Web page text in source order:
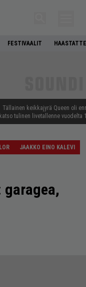
FESTIVAALIT
Tällainen keikkajyrä Queen oli
tulinen livetallenne vuodelta
JAAKKO EINO KALEVI